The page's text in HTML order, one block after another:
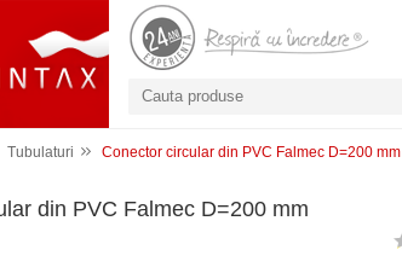
Tubulaturi Conector circular din PVC Falmec D=200 mm
din PVC Falmec D=200 mm